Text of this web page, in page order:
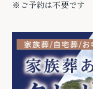
※ご予約は不要です